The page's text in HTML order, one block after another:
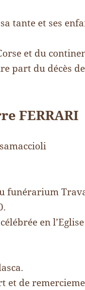
tante et ses
et du
part du décès de
FERRARI
funérarium
en
et de